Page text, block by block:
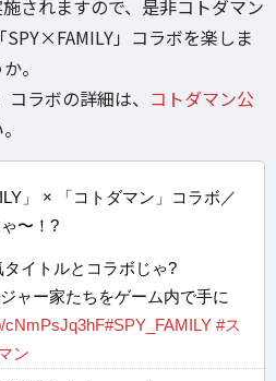
されますので、是非コトダマン
」コラボを楽しま
。
ラボの詳細は、 コトダマン公
」 × 「コトダマン」コラボ／
〜！?
イトルとコラボじゃ?
ャー家たちをゲーム内で手に
cNmPsJq3hF#SPY_FAMILY #ス
ン